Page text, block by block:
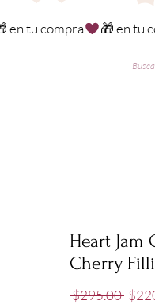
Heart Jam
Cherry
$295.00